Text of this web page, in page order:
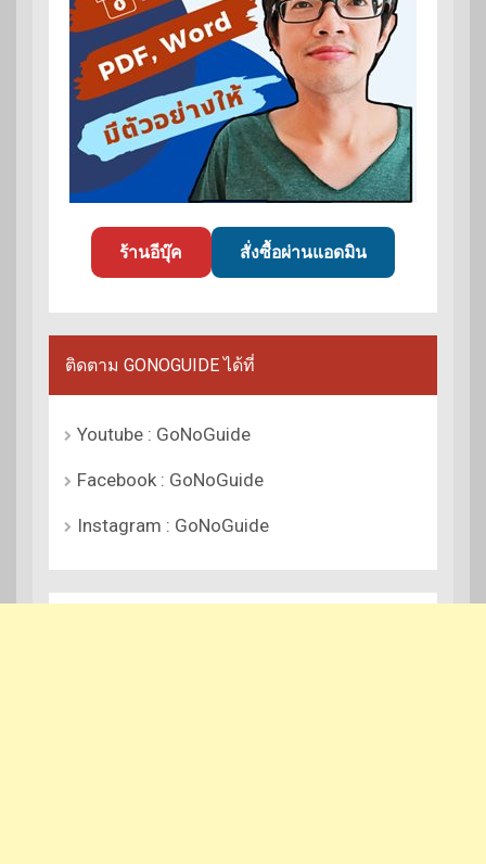
ร้านอีบุ๊ค สั่งซื้อผ่านแอดมิน
ติดตาม GONOGUIDE ได้ที่
Youtube : GoNoGuide
Facebook : GoNoGuide
Instagram : GoNoGuide